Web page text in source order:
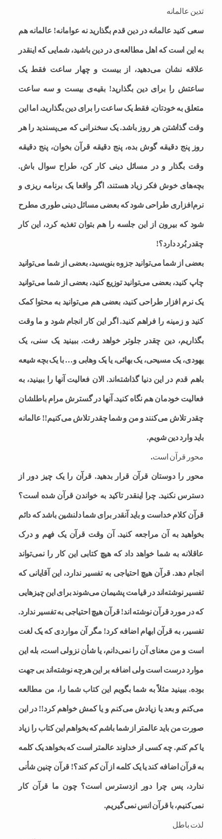
تدین عالمانه
سعی کنید عالمانه در دین قدم بگذارید نه عوامانه! عالمانه هم
به این است که اهل مطالعه‌ی در دین باشید، شمایی که اینقدر
علاقه نشان می‌دهید، از بیست و چهار ساعت فقط یک
ساعتش را برای دین بگذارید! بقیه‌ی بیست و سه ساعت
متعلق به خودتان، فقط یک ساعت را برای دین بگذارید، اما این
وقت گذاشتن هر روز باشد. یک سخنرانی که می‌پسندید را هر
روز پنج دقیقه گوش بده، پنج دقیقه قرآن بخوان، پنج دقیقه
وقت بگذار و در مسائل دینی کار کن، طراح سوال باش.
بچه‌های خوش فکر زیاد هستند، اگر واقعا یک برنامه ریزی و
نرم‌افزاری طراحی شود که بعضی مسائل دینی طوری مطرح
شود که بیرون از این جلسه را هم بتوان تغذیه کرد، این کار
چقدر بُرد دارد؟!
بعضی از شما می‌توانید جزوه بنویسید، بعضی از شما می‌توانید
چاپ کنید، بعضی می‌توانید توزیع کنید، بعضی از شما می‌توانید
یک نرم افزار طراحی کنید، بعضی هم می‌توانید به محتوا کمک
کنید و زمینه را فراهم کنید. اگر این کار انجام شود و ما وقت
بگذاریم، دین چقدر جلوتر خواهد رفت. ببینید یک سنی، یک
یهودی، یک مسیحی، یک بهائی، یا یک وهابی و… با یک بچه شیعه
باهم قدم در این دنیا گذاشته‌اند. الان فعالیت آنها را ببینید، به
فعالیت خودمان هم نگاه کنید. آنها در گسترش مرام باطلشان
چقدر تلاش می‌کنند و من و شما چقدر تلاش می‌کنیم!! عالمانه
باید وارد دین شویم.
محور قرآن است.
محور را دوستان قرآن قرار بدهید. قرآن را یک چیز دور از
دسترس نکنید. چرا اینقدر تاکید به خواندن قرآن شده است؟
قرآن کلام خداست و باید آنقدر برای شما دلنشین باشد که دائم
بخواهید به آن مراجعه کنید. آن وقت قرآن یک فهم و درک
عاقلانه به شما خواهد داد که هیچ کتابی این کار را نمی‌تواند
انجام دهد. قرآن هیچ احتیاجی به تفسیر ندارد، این آقایانی که
تفسیر نوشته‌اند در قیامت پشیمان می‌شوند برای این چیزهایی
که در مورد قرآن نوشته اند! قرآن هیچ احتیاجی به تفسیر ندارد.
تفسیر، به قرآن ابهام اضافه کرد! مگر آن مواردی که یک لغت
است و من معنای آن را نمی‌دانم، یا شأن نزولی است، بله این
موارد درست است ولی اضافه بر این هرچه نوشته‌اند بی جهت
بوده. ببینید مثلاً به شما بگویم این کتاب شما را، من مطالعه
می‌کنم و بعد یا زیادش می‌کنم و یا کمش خواهم کرد!! در این
صورت من باید عالمتر از شما باشم که بخواهم این کتاب را زیاد
یا کم کنم. چه کسی از خداوند عالمتر است که بخواهد یک کلمه
به قرآن اضافه کند یا یک کلمه از آن کم کند؟! قرآن چنین شأنی
ندارد، پس چرا دور ازدسترس است؟ چون ما قرآن کار
نمی‌کنیم، با قرآن انس نمی‌گیریم.
لذت باطل